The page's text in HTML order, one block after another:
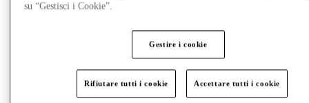
su “Gestisci i Cookie”.
Gestire i cookie
Rifiutare tutti i cookie Accettare tutti i cookie